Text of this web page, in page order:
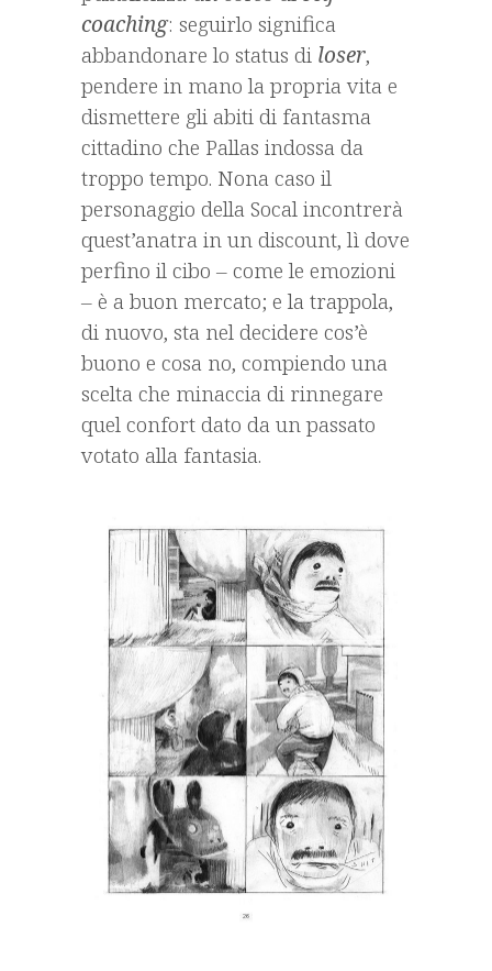
coaching: seguirlo significa
abbandonare lo status di loser,
pendere in mano la propria vita e
dismettere gli abiti di fantasma
cittadino che Pallas indossa da
troppo tempo. Nona caso il
personaggio della Socal incontrerà
quest’anatra in un discount, lì dove
perfino il cibo – come le emozioni
– è a buon mercato; e la trappola,
di nuovo, sta nel decidere cos’è
buono e cosa no, compiendo una
scelta che minaccia di rinnegare
quel confort dato da un passato
votato alla fantasia.